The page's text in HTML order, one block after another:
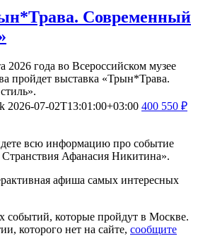
Современный
2026 года во Всероссийском музее
пройдет выставка «Трын*Трава.
2026-07-02T13:01:00+03:00 400 550 ₽
всю информацию про событие
Странствия Афанасия Никитина».
афиша самых интересных
событий, которые пройдут в Москве.
которого нет на сайте, сообщите